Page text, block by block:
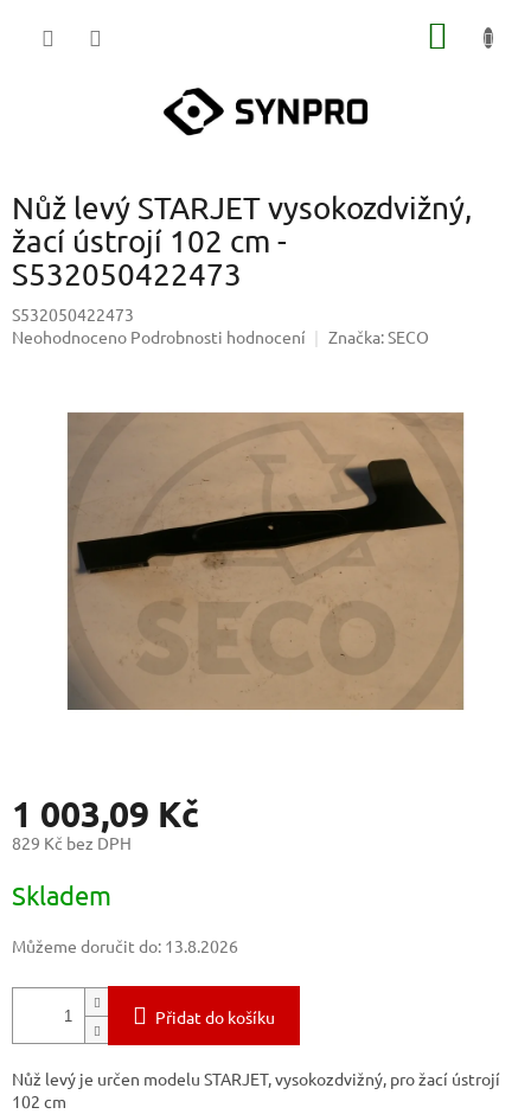
Nůž levý STARJET vysokozdvižný,
žací ústrojí 102 cm -
S532050422473
S532050422473
Průměrné
Neohodnoceno Podrobnosti hodnocení Značka:SECO
1 003,09 Kč
829 Kč bez DPH
cena:
Skladem
Můžeme doručit do: 13.8.2026
Přidat do košíku
Nůž levý je určen modelu STARJET, vysokozdvižný, pro žací ústrojí
102 cm